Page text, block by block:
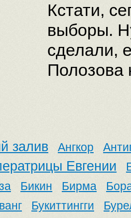
Кстати,
выборы.
сделали,
Полозова
залив Ангкор
Евгении
Бикин Бирма
Букиттингги